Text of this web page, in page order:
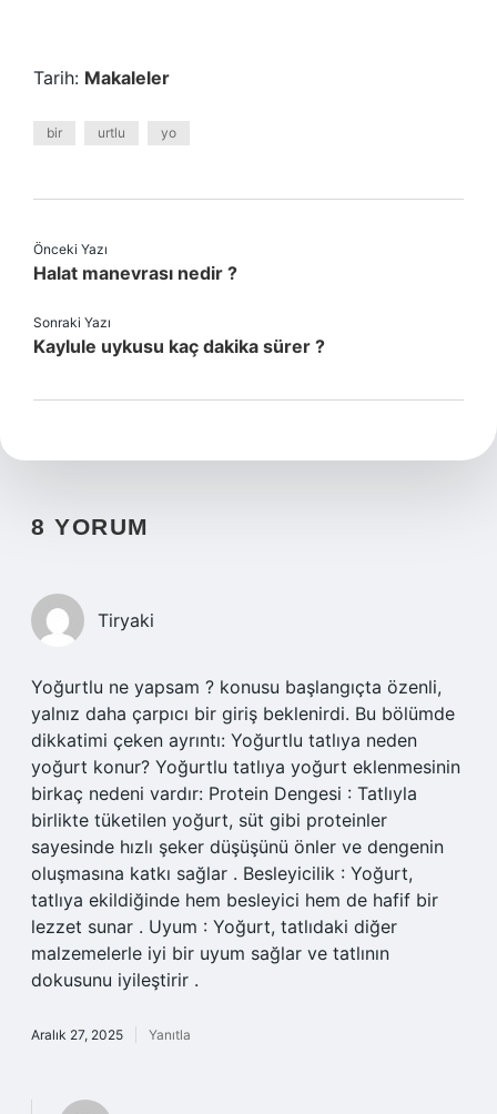
Tarih: Makaleler
bir urtlu yo
Önceki Yazı
Halat manevrası nedir ?
Sonraki Yazı
Kaylule uykusu kaç dakika sürer ?
8 YORUM
Tiryaki
Yoğurtlu ne yapsam ? konusu başlangıçta özenli,
yalnız daha çarpıcı bir giriş beklenirdi. Bu bölümde
dikkatimi çeken ayrıntı: Yoğurtlu tatlıya neden
yoğurt konur? Yoğurtlu tatlıya yoğurt eklenmesinin
birkaç nedeni vardır: Protein Dengesi : Tatlıyla
birlikte tüketilen yoğurt, süt gibi proteinler
sayesinde hızlı şeker düşüşünü önler ve dengenin
oluşmasına katkı sağlar . Besleyicilik : Yoğurt,
tatlıya ekildiğinde hem besleyici hem de hafif bir
lezzet sunar . Uyum : Yoğurt, tatlıdaki diğer
malzemelerle iyi bir uyum sağlar ve tatlının
dokusunu iyileştirir .
Aralık 27, 2025 Yanıtla